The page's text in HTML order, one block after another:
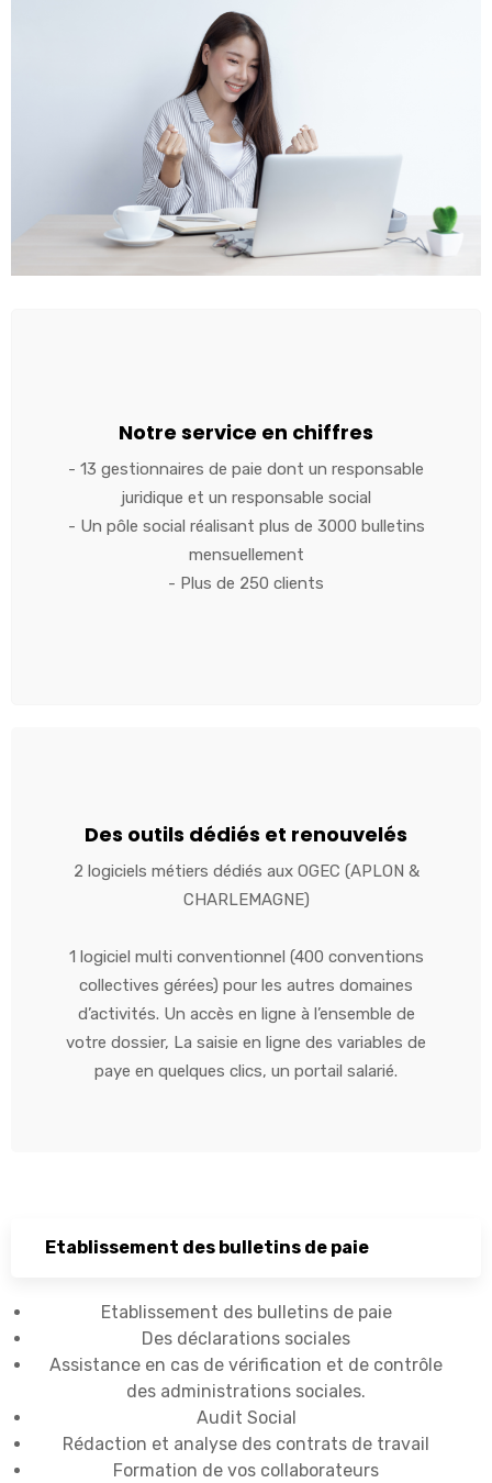
Notre service en chiffres
- 13 gestionnaires de paie dont un responsable
juridique et un responsable social
- Un pôle social réalisant plus de 3000 bulletins
mensuellement
- Plus de 250 clients
Des outils dédiés et renouvelés
2 logiciels métiers dédiés aux OGEC (APLON &
CHARLEMAGNE)
1 logiciel multi conventionnel (400 conventions
collectives gérées) pour les autres domaines
d’activités. Un accès en ligne à l’ensemble de
votre dossier, La saisie en ligne des variables de
paye en quelques clics, un portail salarié.
Etablissement des bulletins de paie
Etablissement des bulletins de paie
Des déclarations sociales
Assistance en cas de vérification et de contrôle
des administrations sociales.
Audit Social
Rédaction et analyse des contrats de travail
Formation de vos collaborateurs